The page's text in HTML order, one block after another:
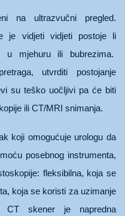
na ultrazvučni pregled.
je vidjeti vidjeti postoje li
u mjehuru ili bubrezima.
utvrditi postojanje
su teško uočljivi pa će biti
ili CT/MRI snimanja.
koji omogućuje urologu da
posebnog instrumenta,
fleksibilna, koja se
koja se koristi za uzimanje
CT skener je napredna